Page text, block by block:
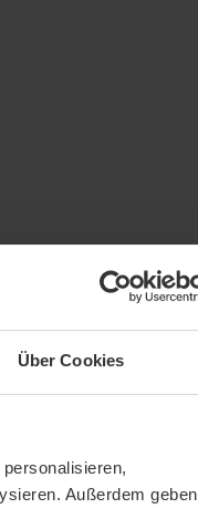
Über Cookies
Außerdem geben